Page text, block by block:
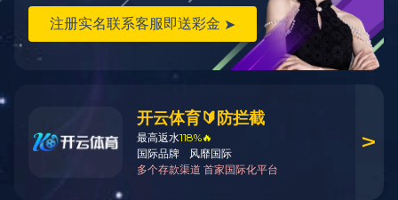
0791-83804933
地址: 南昌市红谷滩新区金融大街1296号上海湾19楼
邮箱：kefu@www.hnyapim.com